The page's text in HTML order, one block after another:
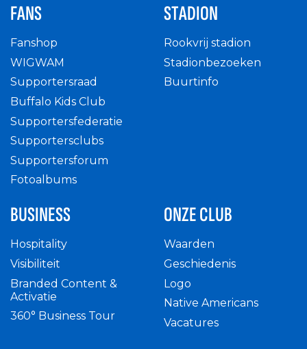
FANS
Fanshop
WIGWAM
Supportersraad
Buffalo Kids Club
Supportersfederatie
Supportersclubs
Supportersforum
Fotoalbums
STADION
Rookvrij stadion
Stadionbezoeken
Buurtinfo
BUSINESS
Hospitality
Visibiliteit
Branded Content &
Activatie
360° Business Tour
ONZE CLUB
Waarden
Geschiedenis
Logo
Native Americans
Vacatures